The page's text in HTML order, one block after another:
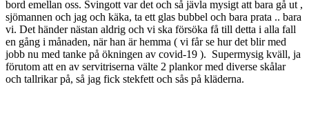
bord emellan oss. Svingott var det och så jävla mysigt att bara gå ut ,
sjömannen och jag och käka, ta ett glas bubbel och bara prata .. bara
vi. Det händer nästan aldrig och vi ska försöka få till detta i alla fall
en gång i månaden, när han är hemma ( vi får se hur det blir med
jobb nu med tanke på ökningen av covid-19 ). Supermysig kväll, ja
förutom att en av servitriserna välte 2 plankor med diverse skålar
och tallrikar på, så jag fick stekfett och sås på kläderna.